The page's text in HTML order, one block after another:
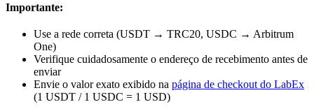
Importante:
Use a rede correta (USDT → TRC20, USDC → Arbitrum
One)
Verifique cuidadosamente o endereço de recebimento antes de
enviar
Envie o valor exato exibido na página de checkout do LabEx
(1 USDT / 1 USDC = 1 USD)